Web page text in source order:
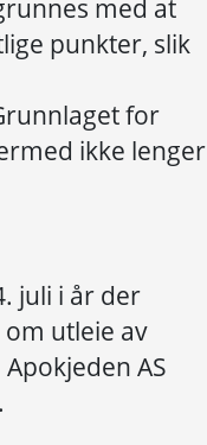
med at
punkter, slik
for
ikke lenger
juli i år der
utleie av
AS